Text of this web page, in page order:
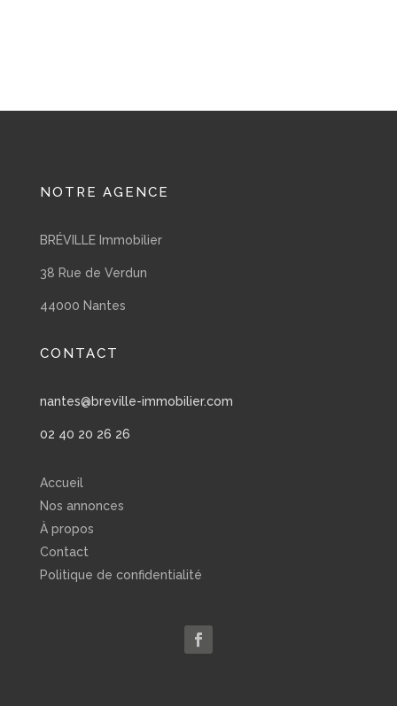
NOTRE AGENCE
BRÉVILLE Immobilier
38 Rue de Verdun
44000 Nantes
CONTACT
nantes@breville-immobilier.com
02 40 20 26 26
Accueil
Nos annonces
À propos
Contact
Politique de confidentialité